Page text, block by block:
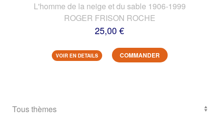
L'homme de la neige et du sable 1906-1999
ROGER FRISON ROCHE
25,00 €
VOIR EN DETAILS COMMANDER